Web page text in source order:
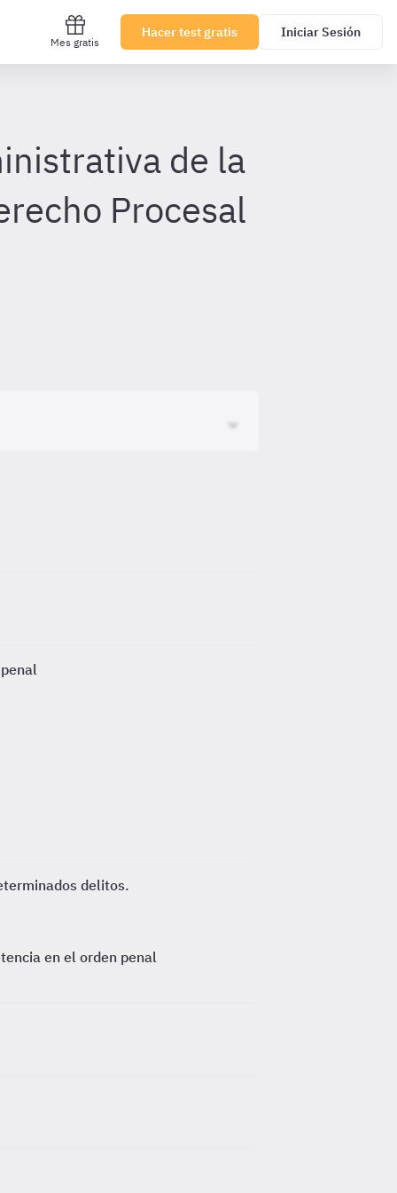
Mes gratis
Hacer test gratis Iniciar Sesión
de la
Procesal
delitos.
en el orden penal